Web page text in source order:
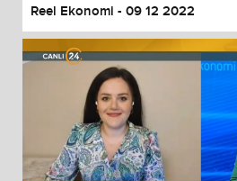
Reel Ekonomi - 09 12 2022